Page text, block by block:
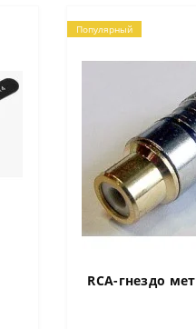
Популярный
RCA-гнездо